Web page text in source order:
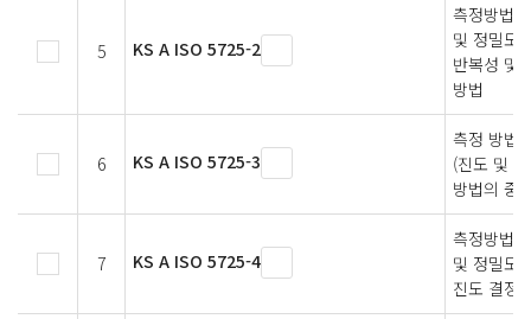
5 KS A ISO 5725-2
측정방법
및 정밀도
반복성 및
방법
6 KS A ISO 5725-3
측정 방법
(진도 및
방법의 중
7 KS A ISO 5725-4
측정방법
및 정밀도
진도 결정